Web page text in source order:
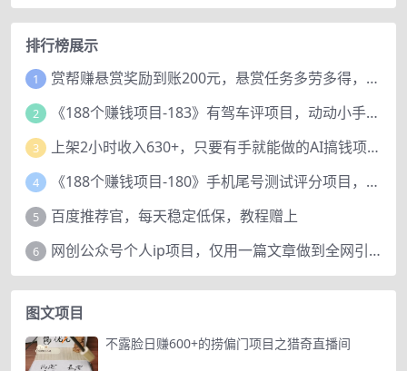
排行榜展示
1 赏帮赚悬赏奖励到账200元，悬赏任务多劳多得，人人可做。
2 《188个赚钱项目-183》有驾车评项目，动动小手，复制粘贴赚44元！
3 上架2小时收入630+，只要有手就能做的AI搞钱项目，奶奶看完都能学会!
4 《188个赚钱项目-180》手机尾号测试评分项目，短视频直播日赚200+
5 百度推荐官，每天稳定低保，教程赠上
6 网创公众号个人ip项目，仅用一篇文章做到全网引流！
图文项目
不露脸日赚600+的捞偏门项目之猎奇直播间